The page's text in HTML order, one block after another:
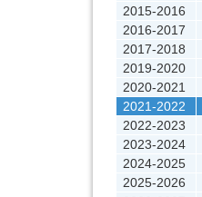
2015-2016
2016-2017
2017-2018
2019-2020
2020-2021
2021-2022
2022-2023
2023-2024
2024-2025
2025-2026